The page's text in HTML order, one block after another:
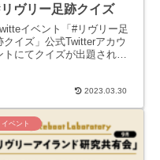
ヴリー足跡クイズ
イベント「#リヴリー足
クイズ」公式Twitterアカウ
トにてクイズが出題されま
2023.03.30
イベント